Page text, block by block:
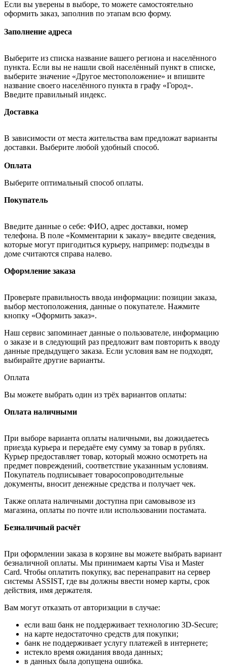
Если вы уверены в выборе, то можете самостоятельно
оформить заказ, заполнив по этапам всю форму.
Заполнение адреса
Выберите из списка название вашего региона и населённого
пункта. Если вы не нашли свой населённый пункт в списке,
выберите значение «Другое местоположение» и впишите
название своего населённого пункта в графу «Город».
Введите правильный индекс.
Доставка
В зависимости от места жительства вам предложат варианты
доставки. Выберите любой удобный способ.
Оплата
Выберите оптимальный способ оплаты.
Покупатель
Введите данные о себе: ФИО, адрес доставки, номер
телефона. В поле «Комментарии к заказу» введите сведения,
которые могут пригодиться курьеру, например: подъезды в
доме считаются справа налево.
Оформление заказа
Проверьте правильность ввода информации: позиции заказа,
выбор местоположения, данные о покупателе. Нажмите
кнопку «Оформить заказ».
Наш сервис запоминает данные о пользователе, информацию
о заказе и в следующий раз предложит вам повторить к вводу
данные предыдущего заказа. Если условия вам не подходят,
выбирайте другие варианты.
Оплата
Вы можете выбрать один из трёх вариантов оплаты:
Оплата наличными
При выборе варианта оплаты наличными, вы дожидаетесь
приезда курьера и передаёте ему сумму за товар в рублях.
Курьер предоставляет товар, который можно осмотреть на
предмет повреждений, соответствие указанным условиям.
Покупатель подписывает товаросопроводительные
документы, вносит денежные средства и получает чек.
Также оплата наличными доступна при самовывозе из
магазина, оплаты по почте или использовании постамата.
Безналичный расчёт
При оформлении заказа в корзине вы можете выбрать вариант
безналичной оплаты. Мы принимаем карты Visa и Master
Card. Чтобы оплатить покупку, вас перенаправит на сервер
системы ASSIST, где вы должны ввести номер карты, срок
действия, имя держателя.
Вам могут отказать от авторизации в случае:
если ваш банк не поддерживает технологию 3D-Secure;
на карте недостаточно средств для покупки;
банк не поддерживает услугу платежей в интернете;
истекло время ожидания ввода данных;
в данных была допущена ошибка.